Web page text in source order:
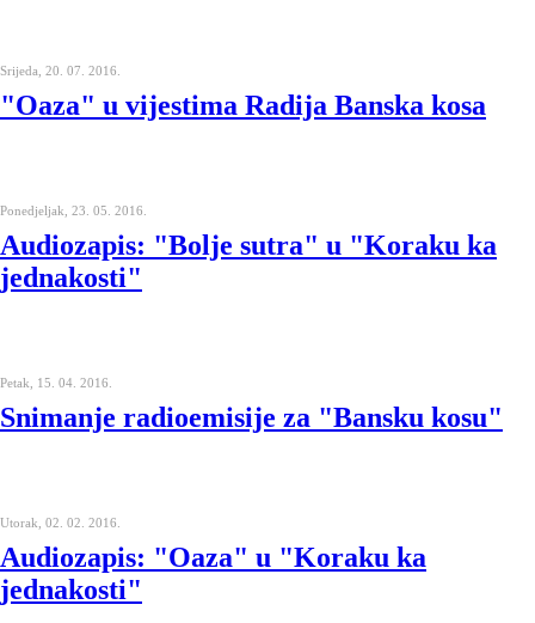
Srijeda, 20. 07. 2016.
"Oaza" u vijestima Radija Banska kosa
Ponedjeljak, 23. 05. 2016.
Audiozapis: "Bolje sutra" u "Koraku ka
jednakosti"
Petak, 15. 04. 2016.
Snimanje radioemisije za "Bansku kosu"
Utorak, 02. 02. 2016.
Audiozapis: "Oaza" u "Koraku ka
jednakosti"